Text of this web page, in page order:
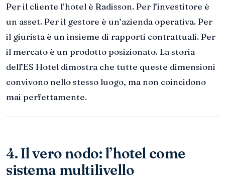
Per il cliente l’hotel è Radisson. Per l’investitore è
un asset. Per il gestore è un’azienda operativa. Per
il giurista è un insieme di rapporti contrattuali. Per
il mercato è un prodotto posizionato. La storia
dell’ES Hotel dimostra che tutte queste dimensioni
convivono nello stesso luogo, ma non coincidono
mai perfettamente.
4. Il vero nodo: l’hotel come
sistema multilivello